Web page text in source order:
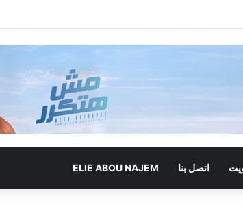
اتصل بنا ELIE ABOU NAJEM